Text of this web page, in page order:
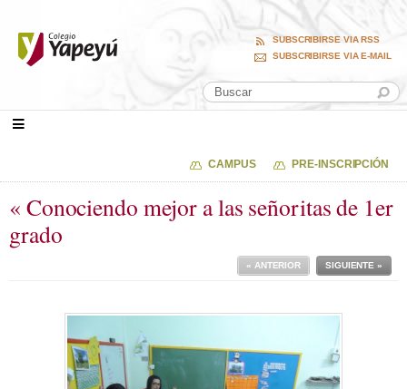
SUBSCRIBIRSE VIA RSS
SUBSCRIBIRSE VIA E-MAIL
CAMPUS PRE-INSCRIPCIÓN
« Conociendo mejor a las señoritas de 1er
grado
SIGUIENTE »
« ANTERIOR